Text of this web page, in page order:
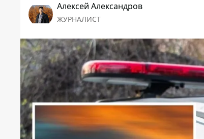
Алексей Александров
ЖУРНАЛИСТ